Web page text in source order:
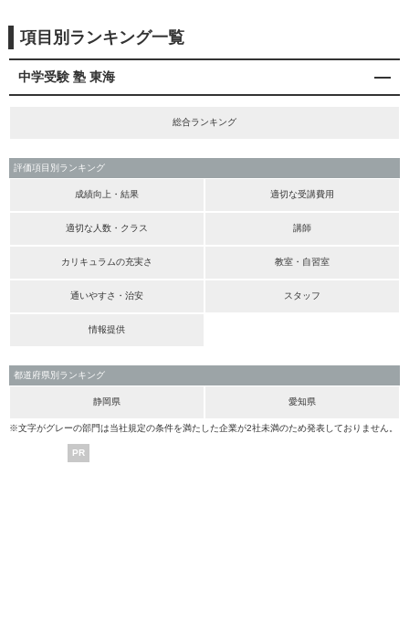
項目別ランキング一覧
中学受験 塾 東海
総合ランキング
評価項目別ランキング
成績向上・結果 適切な受講費用
適切な人数・クラス 講師
カリキュラムの充実さ 教室・自習室
通いやすさ・治安 スタッフ
情報提供
都道府県別ランキング
静岡県 愛知県
※文字がグレーの部門は当社規定の条件を満たした企業が2社未満のため発表しておりません。
PR